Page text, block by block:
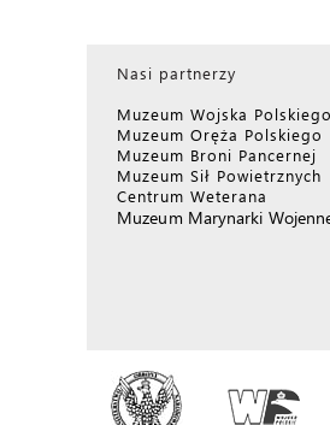
Nasi partnerzy
Muzeum Wojska Polskiego
Muzeum Oręża Polskiego
Muzeum Broni Pancernej
Muzeum Sił Powietrznych
Centrum Weterana
Muzeum Marynarki